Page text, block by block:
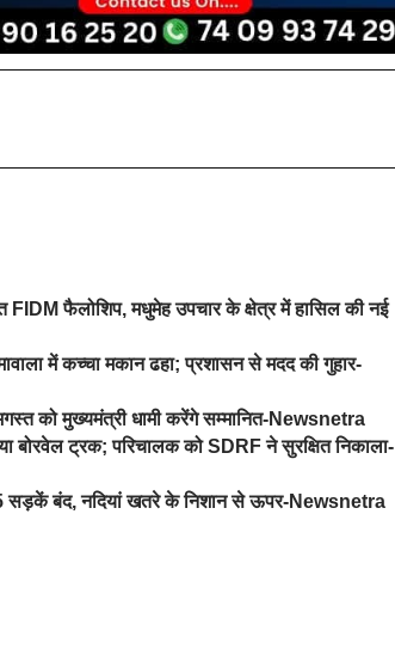
FIDM फैलोशिप, मधुमेह उपचार के क्षेत्र में हासिल की नई
में कच्चा मकान ढहा; प्रशासन से मदद की गुहार-
को मुख्यमंत्री धामी करेंगे सम्मानित-Newsnetra
बोरवेल ट्रक; परिचालक को SDRF ने सुरक्षित निकाला-
सड़कें बंद, नदियां खतरे के निशान से ऊपर-Newsnetra